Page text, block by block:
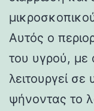
Αυτός ο
του υγρού, με
λειτουργεί
ψήνοντας το